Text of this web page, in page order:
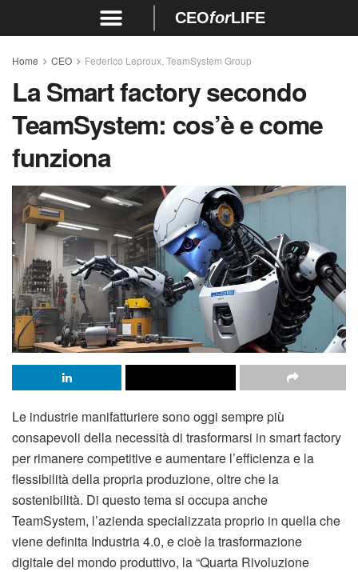
CEOforLIFE
Home CEO Federico Leproux, TeamSystem Group
La Smart factory secondo
TeamSystem: cos’è e come
funziona
Le industrie manifatturiere sono oggi sempre più
consapevoli della necessità di trasformarsi in smart factory
per rimanere competitive e aumentare l’efficienza e la
flessibilità della propria produzione, oltre che la
sostenibilità. Di questo tema si occupa anche
TeamSystem, l’azienda specializzata proprio in quella che
viene definita Industria 4.0, e cioè la trasformazione
digitale del mondo produttivo, la “Quarta Rivoluzione